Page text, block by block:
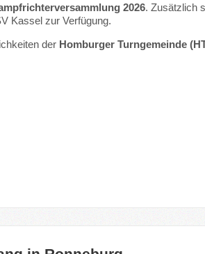
2026. Zusätzlich
Kassel zur Verfügung.
der Homburger Turngemeinde